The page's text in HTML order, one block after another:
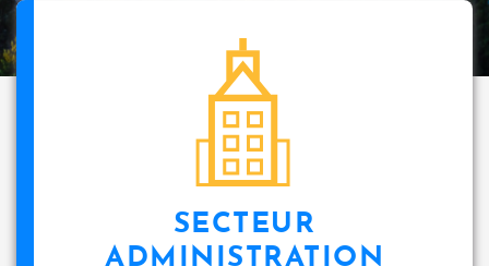
SECTEUR
ADMINISTRATION